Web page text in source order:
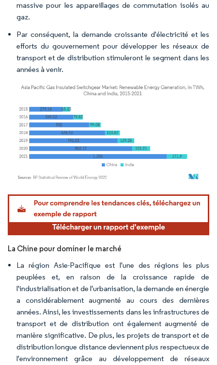
massive pour les appareillages de commutation isolés au
gaz.
Par conséquent, la demande croissante d'électricité et les
efforts du gouvernement pour développer les réseaux de
transport et de distribution stimuleront le segment dans les
années à venir.
Image © Mordor Intelligence. La réutilisation nécessite une attribution sous CC BY
La Chine pour dominer le marché
La région Asie-Pacifique est l'une des régions les plus
peuplées et, en raison de la croissance rapide de
l'industrialisation et de l'urbanisation, la demande en énergie
a considérablement augmenté au cours des dernières
années. Ainsi, les investissements dans les infrastructures de
transport et de distribution ont également augmenté de
manière significative. De plus, les projets de transport et de
distribution longue distance deviennent plus respectueux de
l'environnement grâce au développement de réseaux